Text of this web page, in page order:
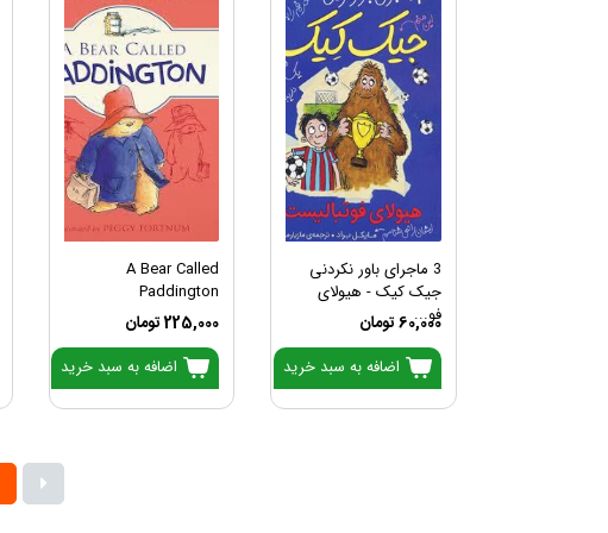
3 ماجرای باور نکردنی
جیک کیک - هیولای
فو...
60,000 تومان
اضافه به سبد خرید
A Bear Called
Paddington
225,000 تومان
اضافه به سبد خرید